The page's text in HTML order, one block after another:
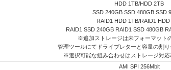
HDD 1TB/HDD 2TB
SSD 240GB SSD 480GB SSD
RAID1 HDD 1TB/RAID1
RAID1 SSD 240GB RAID1 SSD 480GB
※追加ストレージは未フォーマット
管理ツールにてドライブレターと容量の割
※選択可能な組み合わせはストレージ対
AMI SPI 256Mbit